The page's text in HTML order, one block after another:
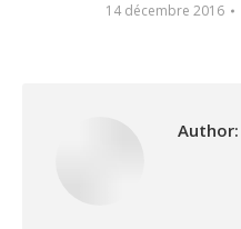
14 décembre 2016
Author: